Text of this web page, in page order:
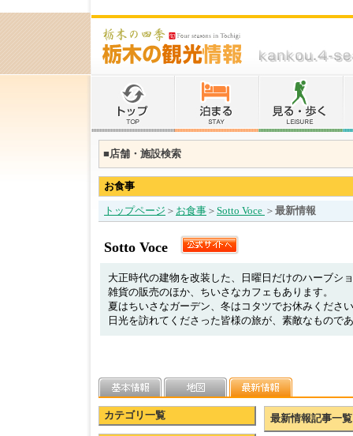
■店舗・施設検索
お食事
トップページ ＞ お食事 ＞ Sotto Voce ＞ 最新情報
Sotto Voce
大正時代の建物を改装した、日曜日だけのハーブシ
雑貨の販売のほか、ちいさなカフェもあります。
夏はちいさなガーデン、冬はコタツでお休みくださ
日光を訪れてくださった皆様の旅が、素敵なもので
カテゴリ一覧 最新情報記事一覧